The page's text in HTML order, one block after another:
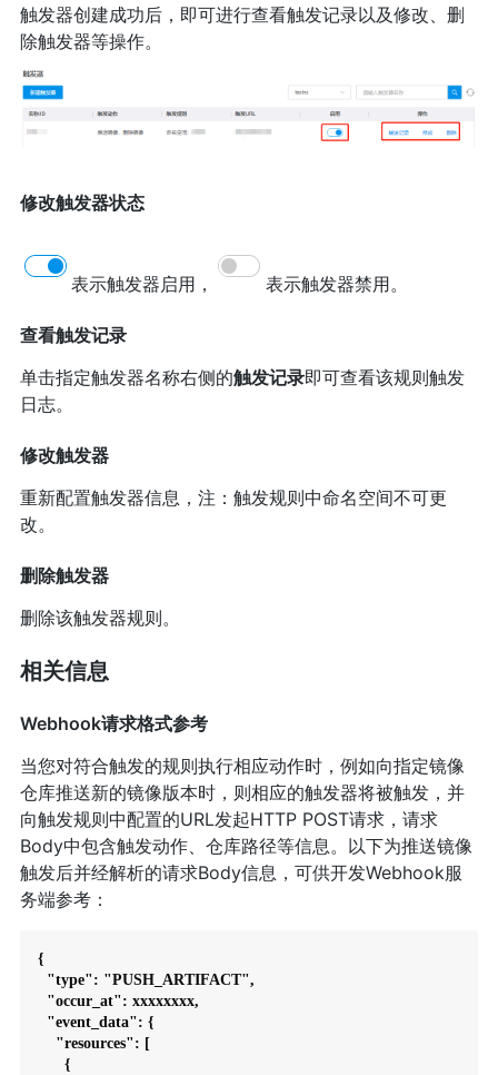
触发器创建成功后，即可进行查看触发记录以及修改、删
除触发器等操作。
修改触发器状态
表示触发器启用， 表示触发器禁用。
查看触发记录
单击指定触发器名称右侧的触发记录即可查看该规则触发
日志。
修改触发器
重新配置触发器信息，注：触发规则中命名空间不可更
改。
删除触发器
删除该触发器规则。
相关信息
Webhook请求格式参考
当您对符合触发的规则执行相应动作时，例如向指定镜像
仓库推送新的镜像版本时，则相应的触发器将被触发，并
向触发规则中配置的URL发起HTTP POST请求，请求
Body中包含触发动作、仓库路径等信息。以下为推送镜像
触发后并经解析的请求Body信息，可供开发Webhook服
务端参考：
{
  "type": "PUSH_ARTIFACT",
  "occur_at": xxxxxxxx,
  "event_data": {
    "resources": [
      {